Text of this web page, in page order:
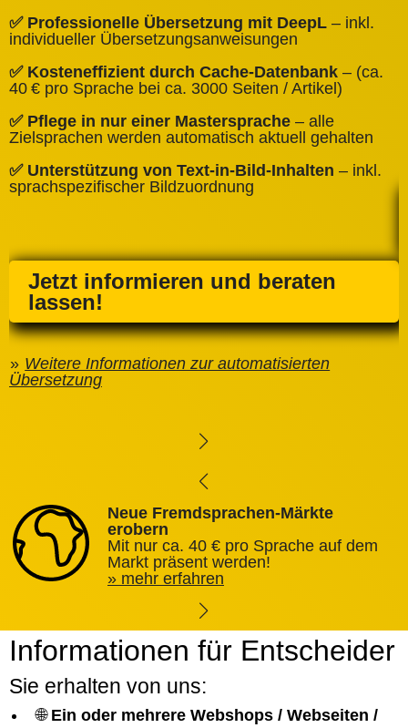
✅ Professionelle Übersetzung mit DeepL – inkl.
individueller Übersetzungsanweisungen
✅ Kosteneffizient durch Cache‑Datenbank – (ca.
40 € pro Sprache bei ca. 3000 Seiten / Artikel)
✅ Pflege in nur einer Mastersprache – alle
Zielsprachen werden automatisch aktuell gehalten
✅ Unterstützung von Text‑in‑Bild‑Inhalten – inkl.
sprachspezifischer Bildzuordnung
Jetzt informieren und beraten
lassen!
Weitere Informationen zur automatisierten
Übersetzung
Neue Fremdsprachen-Märkte
erobern
Mit nur ca. 40 € pro Sprache auf dem
Markt präsent werden!
mehr erfahren
Informationen für Entscheider
Sie erhalten von uns:
🌐 Ein oder mehrere Webshops / Webseiten /